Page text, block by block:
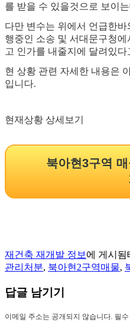
를 받을 수 있을것으로 보이
다만 변수는 위에서 언급한
행중인 소송 및 서대문구청
고 인가를 내줄지에 달려있
현 상황 관련 자세한 내용은
입니다.
현재상황 상세보기
북아현3구역
재건축 재개발 정보 에 게시됨
관리처분, 북아현2구역매물,
답글 남기기
이메일 주소는 공개되지 않습니다. 필